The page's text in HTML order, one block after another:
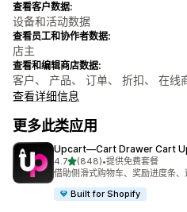
查看客户数据:
设备和活动数据
查看员工和协作者数据:
店主
查看和编辑商店数据:
客户、 产品、 订单、 折扣、 在
查看详细信息
更多此类应用
Upcart—Cart Drawer Cart
4.7星（满分 5 星）
(848)
总共 848 条评论
•提供免费套餐
借助侧滑式购物车、奖励进度条
Built for Shopify